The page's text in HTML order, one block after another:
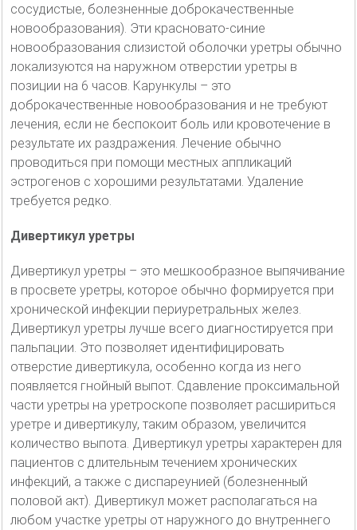
сосудистые, болезненные доброкачественные
новообразования). Эти красновато-синие
новообразования слизистой оболочки уретры обычно
локализуются на наружном отверстии уретры в
позиции на 6 часов. Карункулы – это
доброкачественные новообразования и не требуют
лечения, если не беспокоит боль или кровотечение в
результате их раздражения. Лечение обычно
проводиться при помощи местных аппликаций
эстрогенов с хорошими результатами. Удаление
требуется редко.
Дивертикул уретры
Дивертикул уретры – это мешкообразное выпячивание
в просвете уретры, которое обычно формируется при
хронической инфекции периуретральных желез.
Дивертикул уретры лучше всего диагностируется при
пальпации. Это позволяет идентифицировать
отверстие дивертикула, особенно когда из него
появляется гнойный выпот. Сдавление проксимальной
части уретры на уретроскопе позволяет расшириться
уретре и дивертикулу, таким образом, увеличится
количество выпота. Дивертикул уретры характерен для
пациентов с длительным течением хронических
инфекций, а также с диспареунией (болезненный
половой акт). Дивертикул может располагаться на
любом участке уретры от наружного до внутреннего